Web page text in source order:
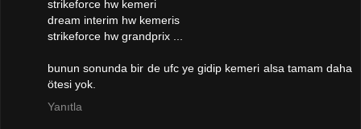
strikeforce hw kemeri
dream interim hw kemeris
strikeforce hw grandprix ...
bunun sonunda bir de ufc ye gidip kemeri alsa tamam daha
ötesi yok.
Yanıtla